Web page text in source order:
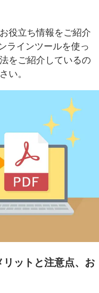
役立ち情報をご紹介
ラインツールを使っ
をご紹介しているの
い。
ットと注意点、お